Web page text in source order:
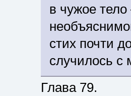
в чужое
стих почти
случилось с
Глава 79.